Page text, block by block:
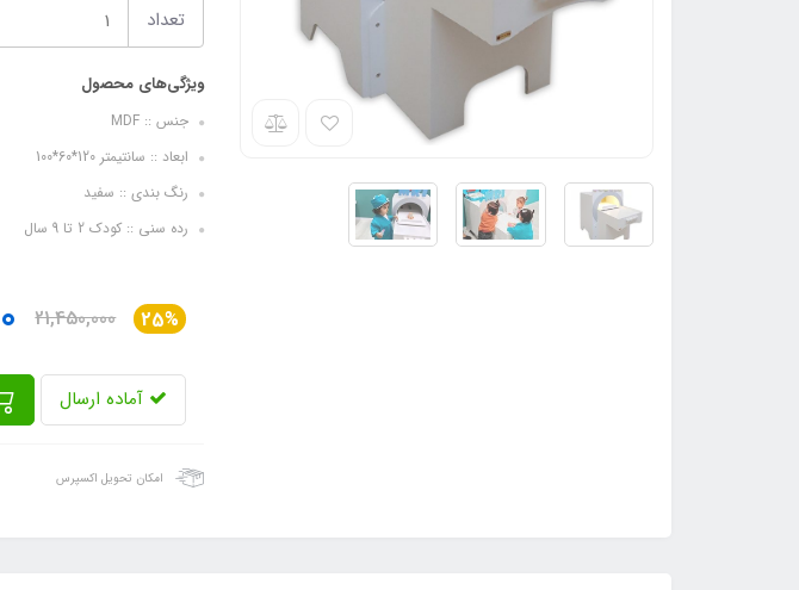
تعداد
ویژگی‌های محصول
جنس :: MDF
ابعاد :: سانتیمتر 120*60*100
رنگ بندی :: سفید
رده سنی :: کودک 2 تا 9 سال
25%
21,450,000
آماده ارسال
امکان تحویل اکسپرس